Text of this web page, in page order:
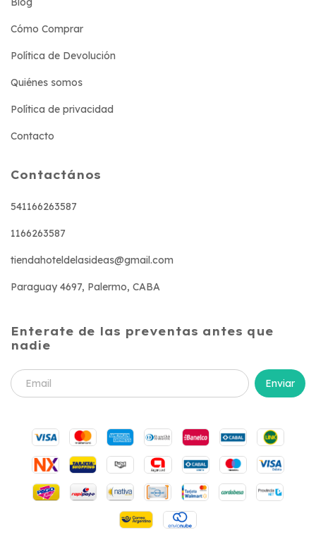
Cómo Comprar
Política de Devolución
Quiénes somos
Política de privacidad
Contacto
Contactános
541166263587
1166263587
tiendahoteldelasideas@gmail.com
Paraguay 4697, Palermo, CABA
Enterate de las preventas antes que
nadie